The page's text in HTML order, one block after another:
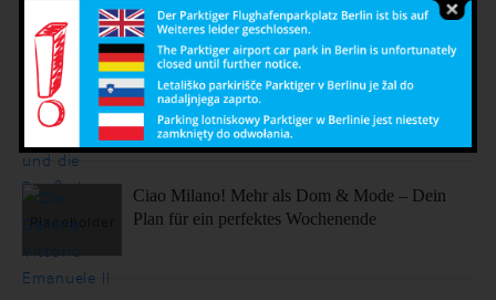
Sonne, Stil, Sehenswürdigkeiten – So fühlt sich
Barcelona an
Ciao Milano! Mehr als Dom & Mode – Dein
Plan für ein perfektes Wochenende